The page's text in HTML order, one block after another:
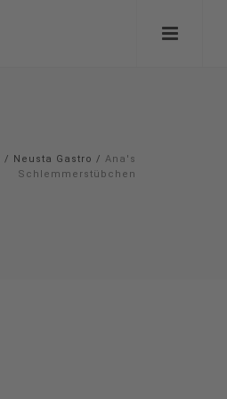
/ Neusta Gastro / Ana's
Schlemmerstübchen